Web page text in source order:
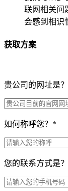
联网相关问
会感到相识
获取方案
贵公司的网址是？
如何称呼您？ *
您的联系方式是？